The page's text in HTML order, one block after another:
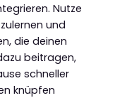
Nutze
und
die deinen
beitragen,
schneller
knüpfen